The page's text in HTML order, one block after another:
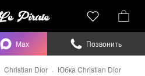
Christian Dior Юбка Christian Dior
Max Позвонить